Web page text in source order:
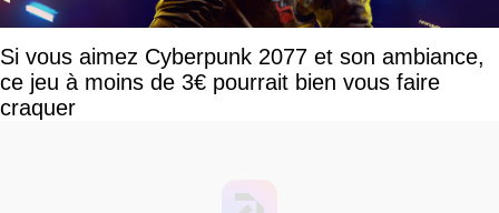
Si vous aimez Cyberpunk 2077 et son ambiance,
ce jeu à moins de 3€ pourrait bien vous faire
craquer